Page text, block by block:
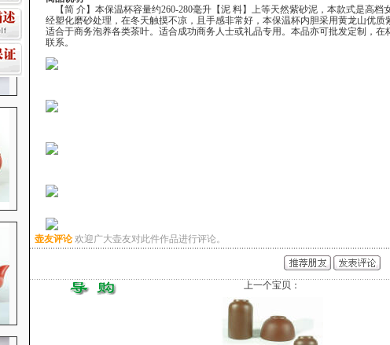
【简 介】本保温杯容量约260-280毫升【泥 料】上等天然紫砂泥，本款式是高
经塑化磨砂处理，在冬天触摸不凉，且手感非常好，本保温杯内胆采用黄龙山优质
适合于商务泡养各类茶叶。适合成功商务人士或礼品专用。本品亦可批发定制，
联系。
壶友评论 欢迎广大壶友对此件作品进行评论。
上一个宝贝：